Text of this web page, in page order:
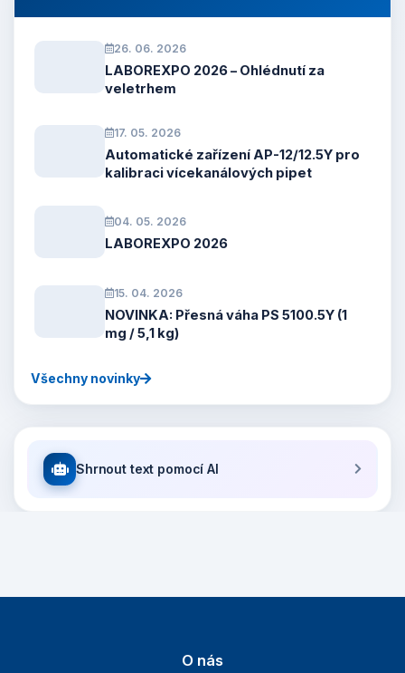
26. 06. 2026
LABOREXPO 2026 – Ohlédnutí za
veletrhem
17. 05. 2026
Automatické zařízení AP-12/12.5Y pro
kalibraci vícekanálových pipet
04. 05. 2026
LABOREXPO 2026
15. 04. 2026
NOVINKA: Přesná váha PS 5100.5Y (1
mg / 5,1 kg)
Všechny novinky
Shrnout text pomocí AI
O nás